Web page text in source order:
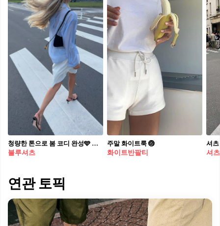
청량한 톤으로 봄 코디 완성🩵 청순하게 입기 좋은 블루 셔츠 데일리 코디🫐🪄
블루셔츠
주말 화이트룩 🏐
화이트반팔티
셔
셔츠
연관 토픽